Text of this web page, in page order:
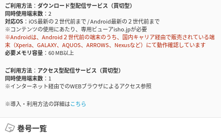
ご利用方法
ダウンロード型配信サービス（買切型）
同時使用端末数
2
対応OS
iOS最新の２世代前まで / Android最新の２世代前まで
※コンテンツの使用にあたり、専用ビューアisho.jpが必要
※Androidは、Android２世代前の端末のうち、国内キャリア経由で販売されている端
末（Xperia、GALAXY、AQUOS、ARROWS、Nexusなど）にて動作確認しています
必要メモリ容量
60 MB以上
ご利用方法
アクセス型配信サービス（買切型）
同時使用端末数
1
※インターネット経由でのWEBブラウザによるアクセス参照
※導入・利用方法の詳細はこちら
巻号一覧